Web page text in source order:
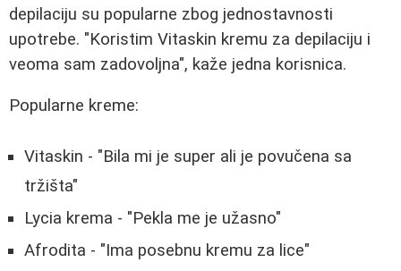
depilaciju su popularne zbog jednostavnosti
upotrebe. "Koristim Vitaskin kremu za depilaciju i
veoma sam zadovoljna", kaže jedna korisnica.
Popularne kreme:
Vitaskin - "Bila mi je super ali je povučena sa
tržišta"
Lycia krema - "Pekla me je užasno"
Afrodita - "Ima posebnu kremu za lice"